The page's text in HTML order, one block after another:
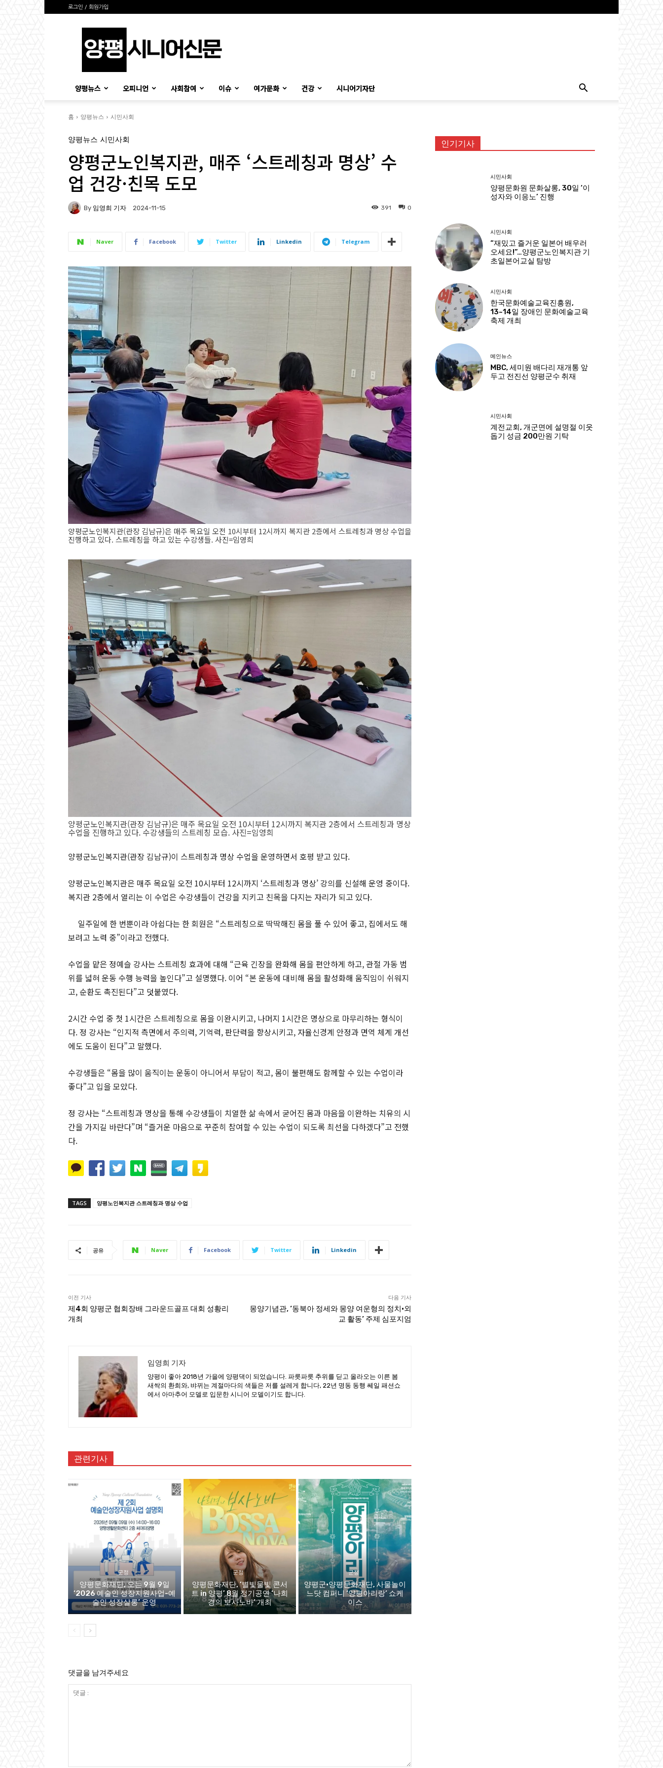
로그인 / 회원가입
시
양평뉴스 오피니언 사회참여 이슈 여가문화 건강 시니어기자단
홈 양평뉴스 시민사회
양평뉴스 시민사회
양평군노인복지관, 매주 ‘스트레칭과 명상’ 수
업 건강·친목 도모
By 임영희 기자 2024-11-15 0
391
Naver Facebook Twitter Linkedin Telegram
양평군노인복지관(관장 김남규)은 매주 목요일 오전 10시부터 12시까지 복지관 2층에서 스트레칭과 명상 수업을
진행하고 있다. 스트레칭을 하고 있는 수강생들. 사진=임영희
양평군노인복지관(관장 김남규)은 매주 목요일 오전 10시부터 12시까지 복지관 2층에서 스트레칭과 명상
수업을 진행하고 있다. 수강생들의 스트레칭 모습. 사진=임영희
양평군노인복지관(관장 김남규)이 스트레칭과 명상 수업을 운영하면서 호평 받고 있다.
양평군노인복지관은 매주 목요일 오전 10시부터 12시까지 ‘스트레칭과 명상’ 강의를 신설해 운영 중이다.
복지관 2층에서 열리는 이 수업은 수강생들이 건강을 지키고 친목을 다지는 자리가 되고 있다.
일주일에 한 번뿐이라 아쉽다는 한 회원은 “스트레칭으로 딱딱해진 몸을 풀 수 있어 좋고, 집에서도 해
보려고 노력 중”이라고 전했다.
수업을 맡은 정예슬 강사는 스트레칭 효과에 대해 “근육 긴장을 완화해 몸을 편안하게 하고, 관절 가동 범
위를 넓혀 운동 수행 능력을 높인다”고 설명했다. 이어 “본 운동에 대비해 몸을 활성화해 움직임이 쉬워지
고, 순환도 촉진된다”고 덧붙였다.
2시간 수업 중 첫 1시간은 스트레칭으로 몸을 이완시키고, 나머지 1시간은 명상으로 마무리하는 형식이
다. 정 강사는 “인지적 측면에서 주의력, 기억력, 판단력을 향상시키고, 자율신경계 안정과 면역 체계 개선
에도 도움이 된다”고 말했다.
수강생들은 “몸을 많이 움직이는 운동이 아니어서 부담이 적고, 몸이 불편해도 함께할 수 있는 수업이라
좋다”고 입을 모았다.
정 강사는 “스트레칭과 명상을 통해 수강생들이 치열한 삶 속에서 굳어진 몸과 마음을 이완하는 치유의 시
간을 가지길 바란다”며 “즐거운 마음으로 꾸준히 참여할 수 있는 수업이 되도록 최선을 다하겠다”고 전했
다.
TAGS 양평노인복지관 스트레칭과 명상 수업
공유 Naver Facebook Twitter Linkedin
이전 기사
제4회 양평군 협회장배 그라운드골프 대회 성황리
개최
다음 기사
몽양기념관, ‘동북아 정세와 몽양 여운형의 정치·외
교 활동’ 주제 심포지엄
임영희 기자
양평이 좋아 2018년 가을에 양평댁이 되었습니다. 파릇파릇 추위를 딛고 올라오는 이른 봄
새싹의 환희와, 뱌뀌는 계절마다의 색들은 저를 설레게 합니다, 22년 명동 동행 쎄일 패션쇼
에서 아마추어 모델로 입문한 시니어 모델이기도 합니다.
관련기사
군정
양평문화재단, 오는 9월 9일
‘2026 예술인 성장지원사업-예
술인 성장살롱’ 운영
군정
양평문화재단, ‘별빛물빛 콘서
트 in 양평’ 8월 정기공연 ‘나희
경의 보사노바’ 개최
군정
양평군·양평문화재단, 사물놀이
느닷 컴퍼니 ‘양평아리랑’ 쇼케
이스
댓글을 남겨주세요
인기기사
시민사회
양평문화원 문화살롱, 30일 ‘이
성자와 이응노’ 진행
시민사회
“재밌고 즐거운 일본어 배우러
오세요!”…양평군노인복지관 기
초일본어교실 탐방
시민사회
한국문화예술교육진흥원,
13~14일 장애인 문화예술교육
축제 개최
메인뉴스
MBC, 세미원 배다리 재개통 앞
두고 전진선 양평군수 취재
시민사회
계전교회, 개군면에 설명절 이웃
돕기 성금 200만원 기탁